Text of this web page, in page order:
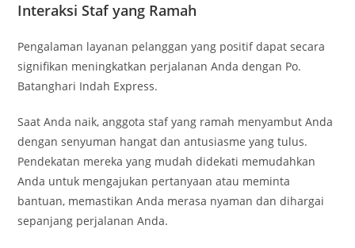
Interaksi Staf yang Ramah
Pengalaman layanan pelanggan yang positif dapat secara
signifikan meningkatkan perjalanan Anda dengan Po.
Batanghari Indah Express.
Saat Anda naik, anggota staf yang ramah menyambut Anda
dengan senyuman hangat dan antusiasme yang tulus.
Pendekatan mereka yang mudah didekati memudahkan
Anda untuk mengajukan pertanyaan atau meminta
bantuan, memastikan Anda merasa nyaman dan dihargai
sepanjang perjalanan Anda.